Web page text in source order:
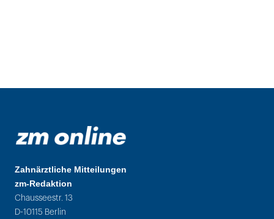
Zahnärztliche Mitteilungen
zm-Redaktion
Chausseestr. 13
D-10115 Berlin